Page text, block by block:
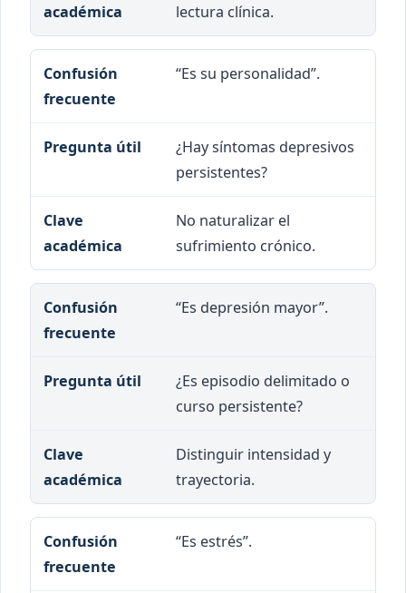
lectura clínica.
“Es su personalidad”.
¿Hay síntomas depresivos
persistentes?
No naturalizar el
sufrimiento crónico.
“Es depresión mayor”.
¿Es episodio delimitado o
curso persistente?
Distinguir intensidad y
trayectoria.
“Es estrés”.